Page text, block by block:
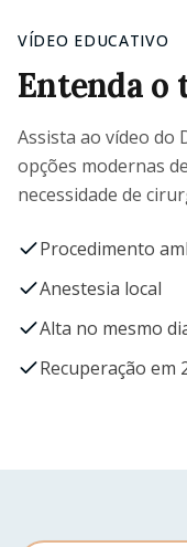
VÍDEO EDUCATIVO
Entenda
Assista ao vídeo do
opções modernas
necessidade de
Procedimento
Anestesia local
Alta no mesmo
Recuperação em